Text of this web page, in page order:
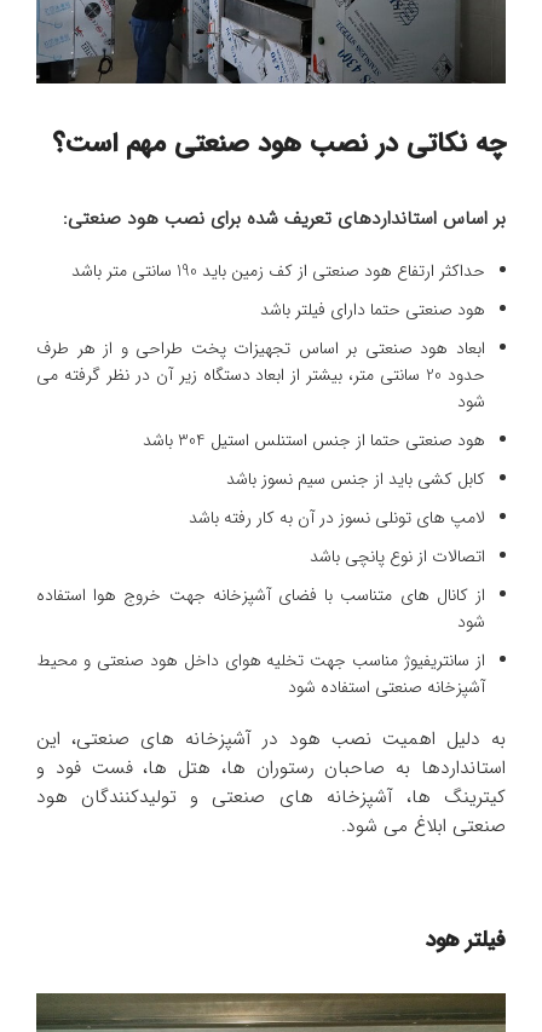
چه نکاتی در نصب هود صنعتی مهم است؟
بر اساس استانداردهای تعریف شده برای نصب هود صنعتی:
حداکثر ارتفاع هود صنعتی از کف زمین باید 190 سانتی متر باشد
هود صنعتی حتما دارای فیلتر باشد
ابعاد هود صنعتی بر اساس تجهیزات پخت طراحی و از هر طرف
حدود 20 سانتی متر، بیشتر از ابعاد دستگاه زیر آن در نظر گرفته می
شود
هود صنعتی حتما از جنس استنلس استیل 304 باشد
کابل کشی باید از جنس سیم نسوز باشد
لامپ های تونلی نسوز در آن به کار رفته باشد
اتصالات از نوع پانچی باشد
از کانال های متناسب با فضای آشپزخانه جهت خروج هوا استفاده
شود
از سانتریفیوژ مناسب جهت تخلیه هوای داخل هود صنعتی و محیط
آشپزخانه صنعتی استفاده شود
به دلیل اهمیت نصب هود در آشپزخانه های صنعتی، این
استانداردها به صاحبان رستوران ها، هتل ها، فست فود و
کیترینگ ها، آشپزخانه های صنعتی و تولیدکنندگان هود
صنعتی ابلاغ می شود.
فیلتر هود